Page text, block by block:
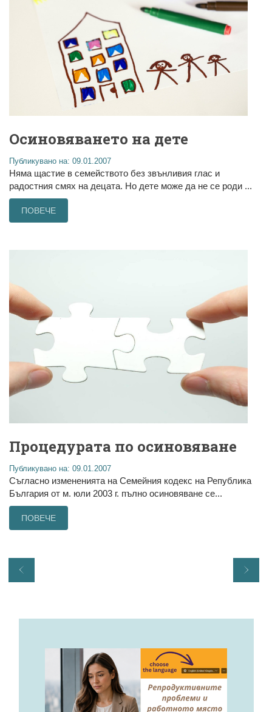
Осиновяването на дете
Публикувано на: 09.01.2007
Няма щастие в семейството без звънливия глас и
радостния смях на децата. Но дете може да не се роди ...
ПОВЕЧЕ
Процедурата по осиновяване
Публикувано на: 09.01.2007
Съгласно измененията на Семейния кодекс на Република
България от м. юли 2003 г. пълно осиновяване се...
ПОВЕЧЕ